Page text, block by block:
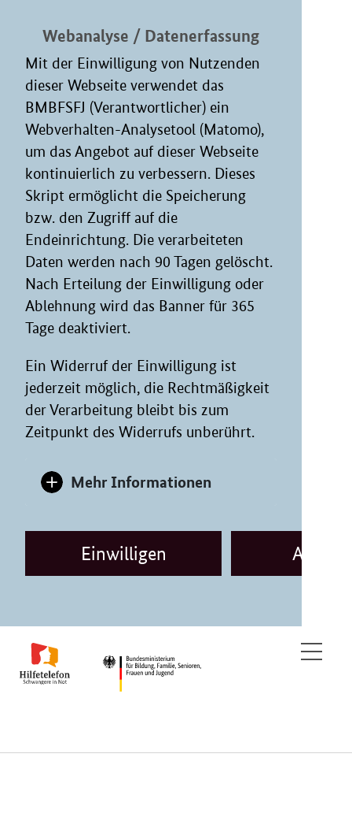
Webanalyse / Datenerfassung
Mit der Einwilligung von Nutzenden
dieser Webseite verwendet das
BMBFSFJ (Verantwortlicher) ein
Webverhalten-Analysetool (Matomo),
um das Angebot auf dieser Webseite
kontinuierlich zu verbessern. Dieses
Skript ermöglicht die Speicherung
bzw. den Zugriff auf die
Endeinrichtung. Die verarbeiteten
Daten werden nach 90 Tagen gelöscht.
Nach Erteilung der Einwilligung oder
Ablehnung wird das Banner für 365
Tage deaktiviert.
Ein Widerruf der Einwilligung ist
jederzeit möglich, die Rechtmäßigkeit
der Verarbeitung bleibt bis zum
Zeitpunkt des Widerrufs unberührt.
Mehr Informationen
Einwilligen